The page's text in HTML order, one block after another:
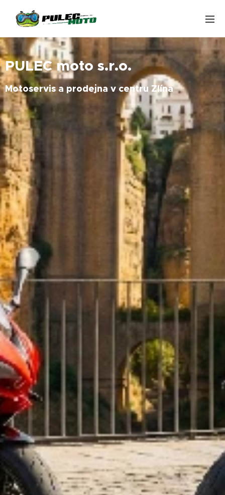
PULEC moto s.r.o.
Motoservis a prodejna v centru Zlína